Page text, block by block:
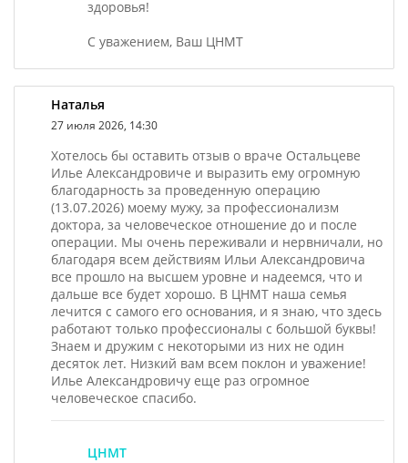
здоровья!
С уважением, Ваш ЦНМТ
Наталья
27 июля 2026, 14:30
Хотелось бы оставить отзыв о враче Остальцеве
Илье Александровиче и выразить ему огромную
благодарность за проведенную операцию
(13.07.2026) моему мужу, за профессионализм
доктора, за человеческое отношение до и после
операции. Мы очень переживали и нервничали, но
благодаря всем действиям Ильи Александровича
все прошло на высшем уровне и надеемся, что и
дальше все будет хорошо. В ЦНМТ наша семья
лечится с самого его основания, и я знаю, что здесь
работают только профессионалы с большой буквы!
Знаем и дружим с некоторыми из них не один
десяток лет. Низкий вам всем поклон и уважение!
Илье Александровичу еще раз огромное
человеческое спасибо.
ЦНМТ